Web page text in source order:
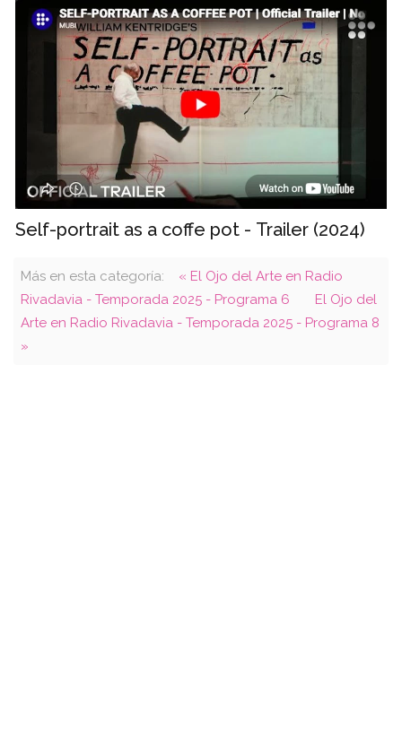
Self-portrait as a coffe pot - Trailer (2024)
Más en esta categoría:
« El Ojo del Arte en Radio
Rivadavia - Temporada 2025 - Programa 6
El Ojo del
Arte en Radio Rivadavia - Temporada 2025 - Programa 8
»